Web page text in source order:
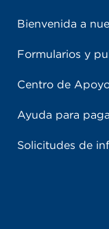
Bienvenida a
Formularios y
Centro de
Ayuda para
Solicitudes de